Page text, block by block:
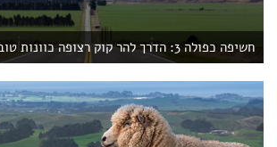
חשיפה כפולה 3: הדרך להר קוק רצופה כוונות טובות